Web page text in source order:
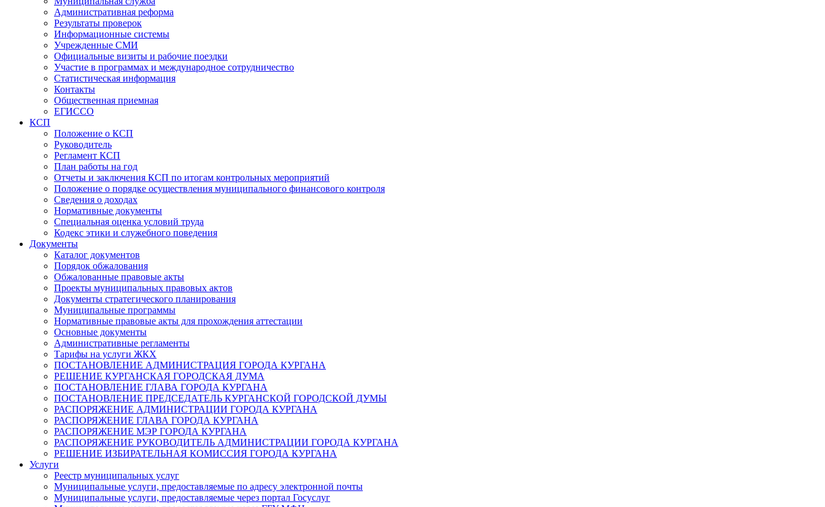
Административная реформа
Результаты проверок
Информационные системы
Учрежденные СМИ
Официальные визиты и рабочие поездки
Участие в программах и международное сотрудничество
Статистическая информация
Контакты
Общественная приемная
ЕГИССО
КСП
Положение о КСП
Руководитель
Регламент КСП
План работы на год
Отчеты и заключения КСП по итогам контрольных мероприятий
Положение о порядке осуществления муниципального финансового контроля
Сведения о доходах
Нормативные документы
Специальная оценка условий труда
Кодекс этики и служебного поведения
Документы
Каталог документов
Порядок обжалования
Обжалованные правовые акты
Проекты муниципальных правовых актов
Документы стратегического планирования
Муниципальные программы
Нормативные правовые акты для прохождения аттестации
Основные документы
Административные регламенты
Тарифы на услуги ЖКХ
ПОСТАНОВЛЕНИЕ АДМИНИСТРАЦИЯ ГОРОДА КУРГАНА
РЕШЕНИЕ КУРГАНСКАЯ ГОРОДСКАЯ ДУМА
ПОСТАНОВЛЕНИЕ ГЛАВА ГОРОДА КУРГАНА
ПОСТАНОВЛЕНИЕ ПРЕДСЕДАТЕЛЬ КУРГАНСКОЙ ГОРОДСКОЙ ДУМЫ
РАСПОРЯЖЕНИЕ АДМИНИСТРАЦИИ ГОРОДА КУРГАНА
РАСПОРЯЖЕНИЕ ГЛАВА ГОРОДА КУРГАНА
РАСПОРЯЖЕНИЕ МЭР ГОРОДА КУРГАНА
РАСПОРЯЖЕНИЕ РУКОВОДИТЕЛЬ АДМИНИСТРАЦИИ ГОРОДА КУРГАНА
РЕШЕНИЕ ИЗБИРАТЕЛЬНАЯ КОМИССИЯ ГОРОДА КУРГАНА
Услуги
Реестр муниципальных услуг
Муниципальные услуги, предоставляемые по адресу электронной почты
Муниципальные услуги, предоставляемые через портал Госуслуг